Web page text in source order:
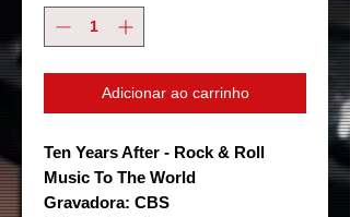
Adicionar ao carrinho
Ten Years After - Rock & Roll
Music To The World
Gravadora: CBS